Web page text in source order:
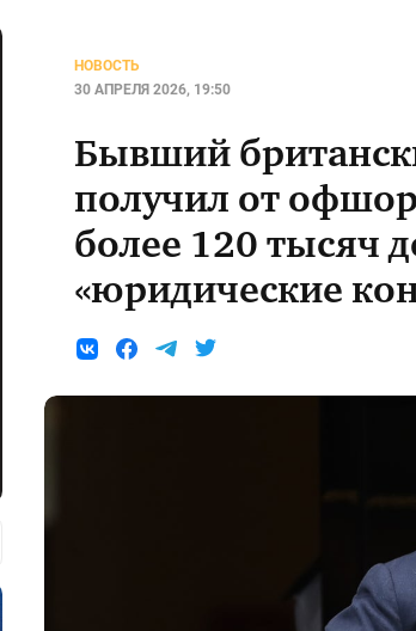
НОВОСТЬ
30 АПРЕЛЯ 2026, 19:50
Бывший
получил от
более 120 тысяч
«юридические